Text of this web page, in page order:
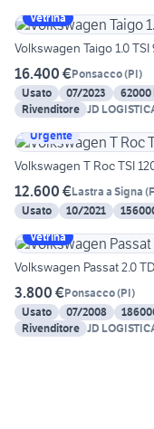
Vetrina
Volkswagen Taigo 1.0 TSI
16.400 €Ponsacco(PI)
Usato
07/2023 62000
Rivenditore JD
Urgente
Volkswagen T Roc TSI
12.600 €Lastra a Signa (
Usato
10/2021
Vetrina
Volkswagen Passat 2.0
3.800 €Ponsacco(PI)
Usato
07/2008
Rivenditore JD